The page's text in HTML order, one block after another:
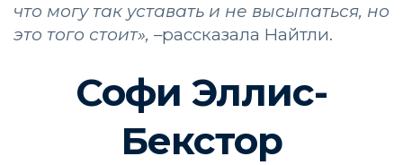
что могу так уставать и не высыпаться, но
это того стоит», –рассказала Найтли.
Софи Эллис-
Бекстор